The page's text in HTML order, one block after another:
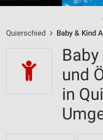
Quierschied Baby & Kind
und
in